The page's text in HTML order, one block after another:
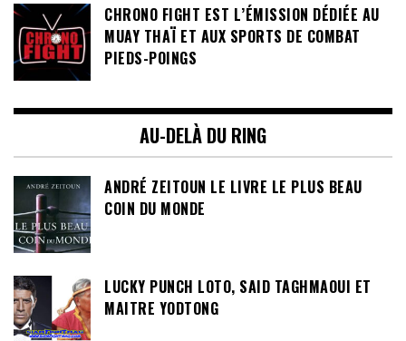
CHRONO FIGHT EST L’ÉMISSION DÉDIÉE AU
MUAY THAÏ ET AUX SPORTS DE COMBAT
AU-DELÀ DU RING
ANDRÉ ZEITOUN LE LIVRE LE PLUS BEAU
LUCKY PUNCH LOTO, SAID TAGHMAOUI ET